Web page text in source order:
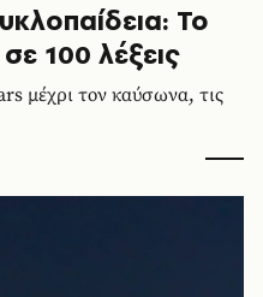
Το
100 λέξεις
μέχρι τον καύσωνα, τις